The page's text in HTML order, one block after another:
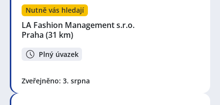
Nutně vás hledají
LA Fashion Management s.r.o.
Praha (31 km)
Plný úvazek
Zveřejněno: 3. srpna